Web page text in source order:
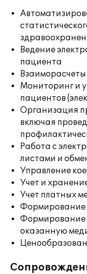
Ведение
пациента
Взаиморасчеты
Мониторинг и
пациентов
Организация
включая
Работа с
листами и
Управление
Учет и
Учет платных
Формирование
Формирование
оказанную